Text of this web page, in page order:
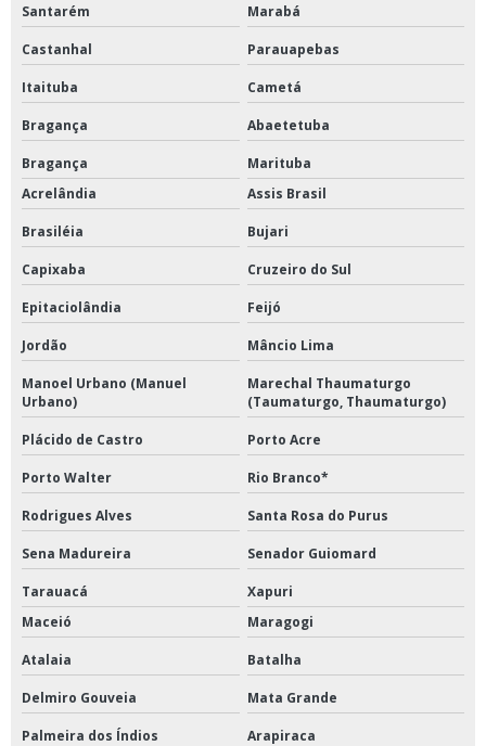
Santarém Marabá
Castanhal Parauapebas
Itaituba Cametá
Bragança Abaetetuba
Bragança
Marituba
Acrelândia
Assis Brasil
Brasiléia Bujari
Capixaba Cruzeiro do Sul
Epitaciolândia Feijó
Jordão Mâncio Lima
Manoel Urbano (Manuel
Urbano)
Marechal Thaumaturgo
(Taumaturgo, Thaumaturgo)
Plácido de Castro Porto Acre
Porto Walter Rio Branco*
Rodrigues Alves Santa Rosa do Purus
Sena Madureira Senador Guiomard
Tarauacá
Xapuri
Maceió
Maragogi
Atalaia Batalha
Delmiro Gouveia Mata Grande
Palmeira dos Índios Arapiraca